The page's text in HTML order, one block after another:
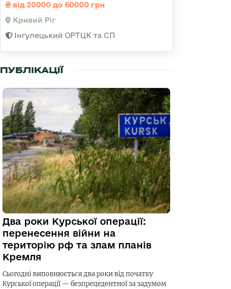
від 20000 до 60000 грн
Кривий Ріг
Інгулецький ОРТЦК та СП
ПУБЛІКАЦІЇ
Два роки Курської операції:
перенесення війни на
територію рф та злам планів
Кремля
Сьогодні виповнюється два роки від початку
Курської операції — безпрецедентної за задумом